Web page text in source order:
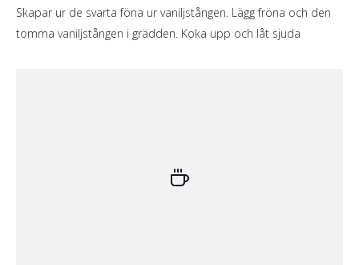
Skapar ur de svarta föna ur vaniljstången. Lägg fröna och den
tomma vaniljstången i grädden. Koka upp och låt sjuda